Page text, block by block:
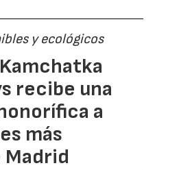
y ecológicos
recibe una
a
más
Madrid